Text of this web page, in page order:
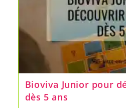
Bioviva Junior pour
dès 5 ans